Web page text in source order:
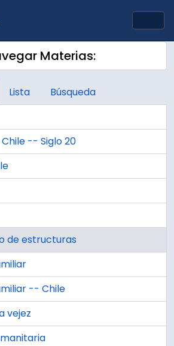
Materias:
Lista
Búsqueda
-- Siglo 20
de estructuras
-- Chile
vejez